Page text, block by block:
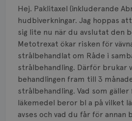
Hej. Paklitaxel (inkluderande
hudbiverkningar. Jag hoppas
sig lite nu när du avslutat den
Metotrexat ökar risken för
strålbehandlat om Råde i
strålbehandling. Därför brukar
behandlingen fram till 3
strålbehandling. Vad som
läkemedel beror bl a på vilket
avses och vad du får för annan